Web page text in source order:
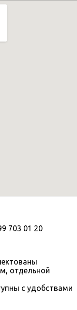
703 01 20
отдельной
с удобствами